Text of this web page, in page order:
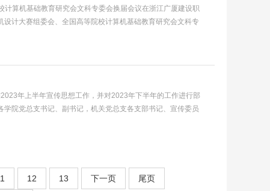
算机基础教育研究会文科专委会换届会议在浙江广厦建设职
计大赛组委会、全国高等院校计算机基础教育研究会文科专
年上半年宣传思想工作，并对2023年下半年的工作进行部
院党总支书记、副书记，机关党总支各支部书记、宣传委员
12 13 下一页 尾页